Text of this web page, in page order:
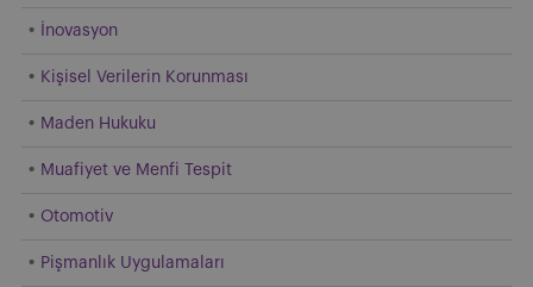
İnovasyon
Kişisel Verilerin Korunması
Maden Hukuku
Muafiyet ve Menfi Tespit
Otomotiv
Pişmanlık Uygulamaları